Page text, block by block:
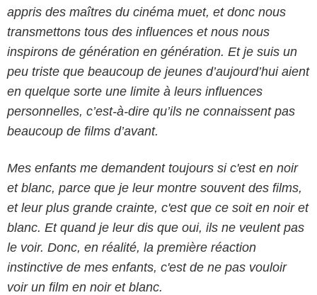
appris des maîtres du cinéma muet, et donc nous
transmettons tous des influences et nous nous
inspirons de génération en génération. Et je suis un
peu triste que beaucoup de jeunes d’aujourd’hui aient
en quelque sorte une limite à leurs influences
personnelles, c’est-à-dire qu’ils ne connaissent pas
beaucoup de films d’avant.
Mes enfants me demandent toujours si c'est en noir
et blanc, parce que je leur montre souvent des films,
et leur plus grande crainte, c'est que ce soit en noir et
blanc. Et quand je leur dis que oui, ils ne veulent pas
le voir. Donc, en réalité, la première réaction
instinctive de mes enfants, c'est de ne pas vouloir
voir un film en noir et blanc.